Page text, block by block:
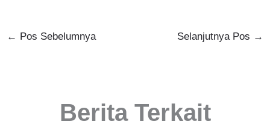
← Pos Sebelumnya Selanjutnya Pos →
Berita Terkait